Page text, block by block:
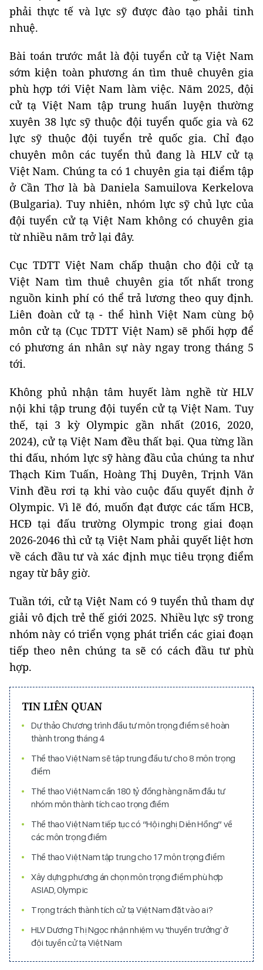
phải thực tế và lực sỹ được đào tạo phải tinh
nhuệ.
Bài toán trước mắt là đội tuyển cử tạ Việt Nam
sớm kiện toàn phương án tìm thuê chuyên gia
phù hợp tới Việt Nam làm việc. Năm 2025, đội
cử tạ Việt Nam tập trung huấn luyện thường
xuyên 38 lực sỹ thuộc đội tuyển quốc gia và 62
lực sỹ thuộc đội tuyển trẻ quốc gia. Chỉ đạo
chuyên môn các tuyển thủ đang là HLV cử tạ
Việt Nam. Chúng ta có 1 chuyên gia tại điểm tập
ở Cần Thơ là bà Daniela Samuilova Kerkelova
(Bulgaria). Tuy nhiên, nhóm lực sỹ chủ lực của
đội tuyển cử tạ Việt Nam không có chuyên gia
từ nhiều năm trở lại đây.
Cục TDTT Việt Nam chấp thuận cho đội cử tạ
Việt Nam tìm thuê chuyên gia tốt nhất trong
nguồn kinh phí có thể trả lương theo quy định.
Liên đoàn cử tạ - thể hình Việt Nam cùng bộ
môn cử tạ (Cục TDTT Việt Nam) sẽ phối hợp để
có phương án nhân sự này ngay trong tháng 5
tới.
Không phủ nhận tâm huyết làm nghề từ HLV
nội khi tập trung đội tuyển cử tạ Việt Nam. Tuy
thế, tại 3 kỳ Olympic gần nhất (2016, 2020,
2024), cử tạ Việt Nam đều thất bại. Qua từng lần
thi đấu, nhóm lực sỹ hàng đầu của chúng ta như
Thạch Kim Tuấn, Hoàng Thị Duyên, Trịnh Văn
Vinh đều rơi tạ khi vào cuộc đấu quyết định ở
Olympic. Vì lẽ đó, muốn đạt được các tấm HCB,
HCĐ tại đấu trường Olympic trong giai đoạn
2026-2046 thì cử tạ Việt Nam phải quyết liệt hơn
về cách đầu tư và xác định mục tiêu trọng điểm
ngay từ bây giờ.
Tuần tới, cử tạ Việt Nam có 9 tuyển thủ tham dự
giải vô địch trẻ thế giới 2025. Nhiều lực sỹ trong
nhóm này có triển vọng phát triển các giai đoạn
tiếp theo nên chúng ta sẽ có cách đầu tư phù
hợp.
TIN LIÊN QUAN
Dự thảo Chương trình đầu tư môn trọng điểm sẽ hoàn
thành trong tháng 4
Thể thao Việt Nam sẽ tập trung đầu tư cho 8 môn trọng
điểm
Thể thao Việt Nam cần 180 tỷ đồng hàng năm đầu tư
nhóm môn thành tích cao trọng điểm
Thể thao Việt Nam tiếp tục có “Hội nghị Diên Hồng” về
các môn trọng điểm
Thể thao Việt Nam tập trung cho 17 môn trọng điểm
Xây dựng phương án chọn môn trọng điểm phù hợp
ASIAD, Olympic
Trọng trách thành tích cử tạ Việt Nam đặt vào ai?
HLV Dương Thị Ngọc nhận nhiệm vụ 'thuyền trưởng' ở
đội tuyển cử tạ Việt Nam